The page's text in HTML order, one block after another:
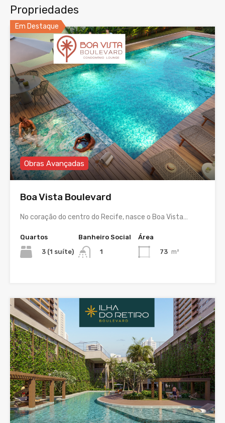
Propriedades
Em Destaque
Obras Avançadas
Boa Vista Boulevard
No coração do centro do Recife, nasce o Boa Vista…
Quartos
3 (1 suíte)
Banheiro Social
1
Área
73 m²